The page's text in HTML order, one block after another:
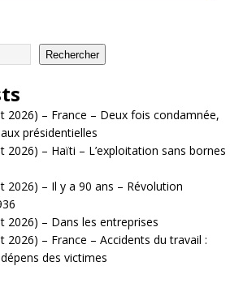
Rechercher
2026) – France – Deux fois condamnée,
présidentielles
2026) – Haïti – L’exploitation sans bornes
2026) – Il y a 90 ans – Révolution
2026) – Dans les entreprises
2026) – France – Accidents du travail :
des victimes